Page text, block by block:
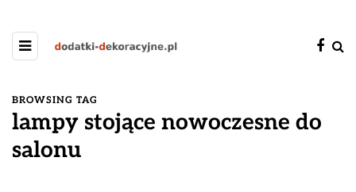
BROWSING TAG
lampy stojące nowoczesne do
salonu